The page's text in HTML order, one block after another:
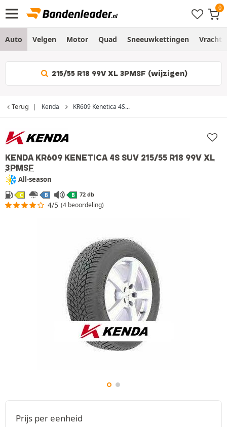
Auto Velgen Motor Quad Sneeuwkettingen
215/55 R18 99V XL 3PMSF (wijzigen)
Terug Kenda KR609 Kenetica 4S...
KENDA KR609 KENETICA 4S SUV 215/55 R18 99V XL
3PMSF
All-season
C B B 72 db
4/5 (4 beoordeling)
Prijs per eenheid